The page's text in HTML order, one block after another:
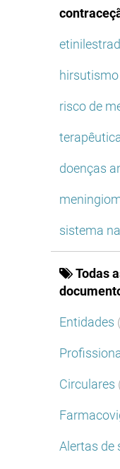
hirsutismo
risco de
doenças
sistema
Todas
Entidades
Circulares
Alertas de